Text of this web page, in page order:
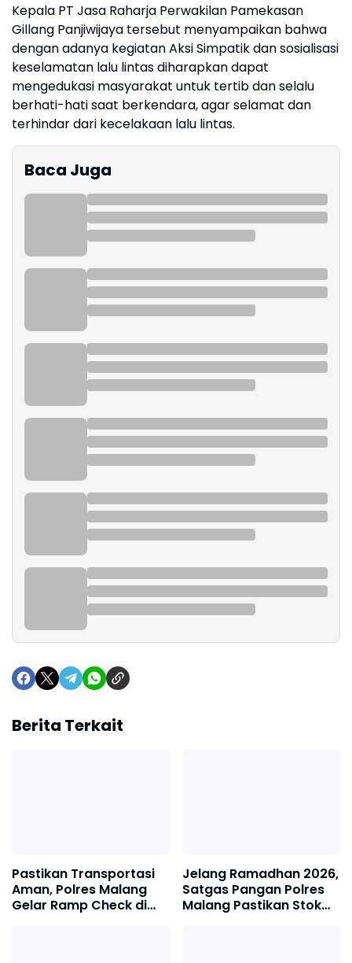
Kepala PT Jasa Raharja Perwakilan Pamekasan
Gillang Panjiwijaya tersebut menyampaikan bahwa
dengan adanya kegiatan Aksi Simpatik dan sosialisasi
keselamatan lalu lintas diharapkan dapat
mengedukasi masyarakat untuk tertib dan selalu
berhati-hati saat berkendara, agar selamat dan
terhindar dari kecelakaan lalu lintas.
Baca Juga
Berita Terkait
Pastikan Transportasi
Aman, Polres Malang
Gelar Ramp Check di
Jelang Ramadhan 2026,
Satgas Pangan Polres
Malang Pastikan Stok